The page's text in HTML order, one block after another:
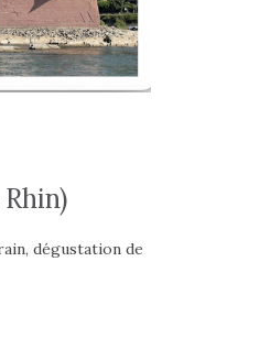
dégustation de